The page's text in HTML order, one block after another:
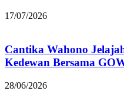
17/07/2026
Cantika Wahono
Kedewan Bersama
28/06/2026